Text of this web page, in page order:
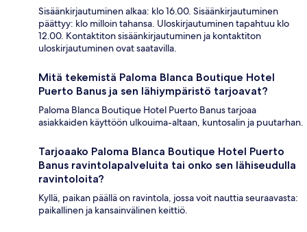
Sisäänkirjautuminen alkaa: klo 16.00. Sisäänkirjautuminen
päättyy: klo milloin tahansa. Uloskirjautuminen tapahtuu klo
12.00. Kontaktiton sisäänkirjautuminen ja kontaktiton
uloskirjautuminen ovat saatavilla.
Mitä tekemistä Paloma Blanca Boutique Hotel
Puerto Banus ja sen lähiympäristö tarjoavat?
Paloma Blanca Boutique Hotel Puerto Banus tarjoaa
asiakkaiden käyttöön ulkouima-altaan, kuntosalin ja puutarhan.
Tarjoaako Paloma Blanca Boutique Hotel Puerto
Banus ravintolapalveluita tai onko sen lähiseudulla
ravintoloita?
Kyllä, paikan päällä on ravintola, jossa voit nauttia seuraavasta:
paikallinen ja kansainvälinen keittiö.